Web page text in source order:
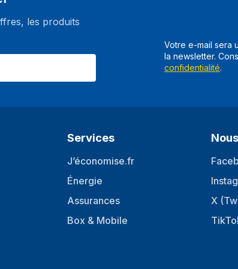
garantit une résolution d’affichage des plus
une fluidité dans votre navigation qui font de
2.3GHz
les produits
Votre e-mail sera
la newsletter.
confidentialité.
Services
J’économise.fr
Énergie
Assurances
Box & Mobile
X